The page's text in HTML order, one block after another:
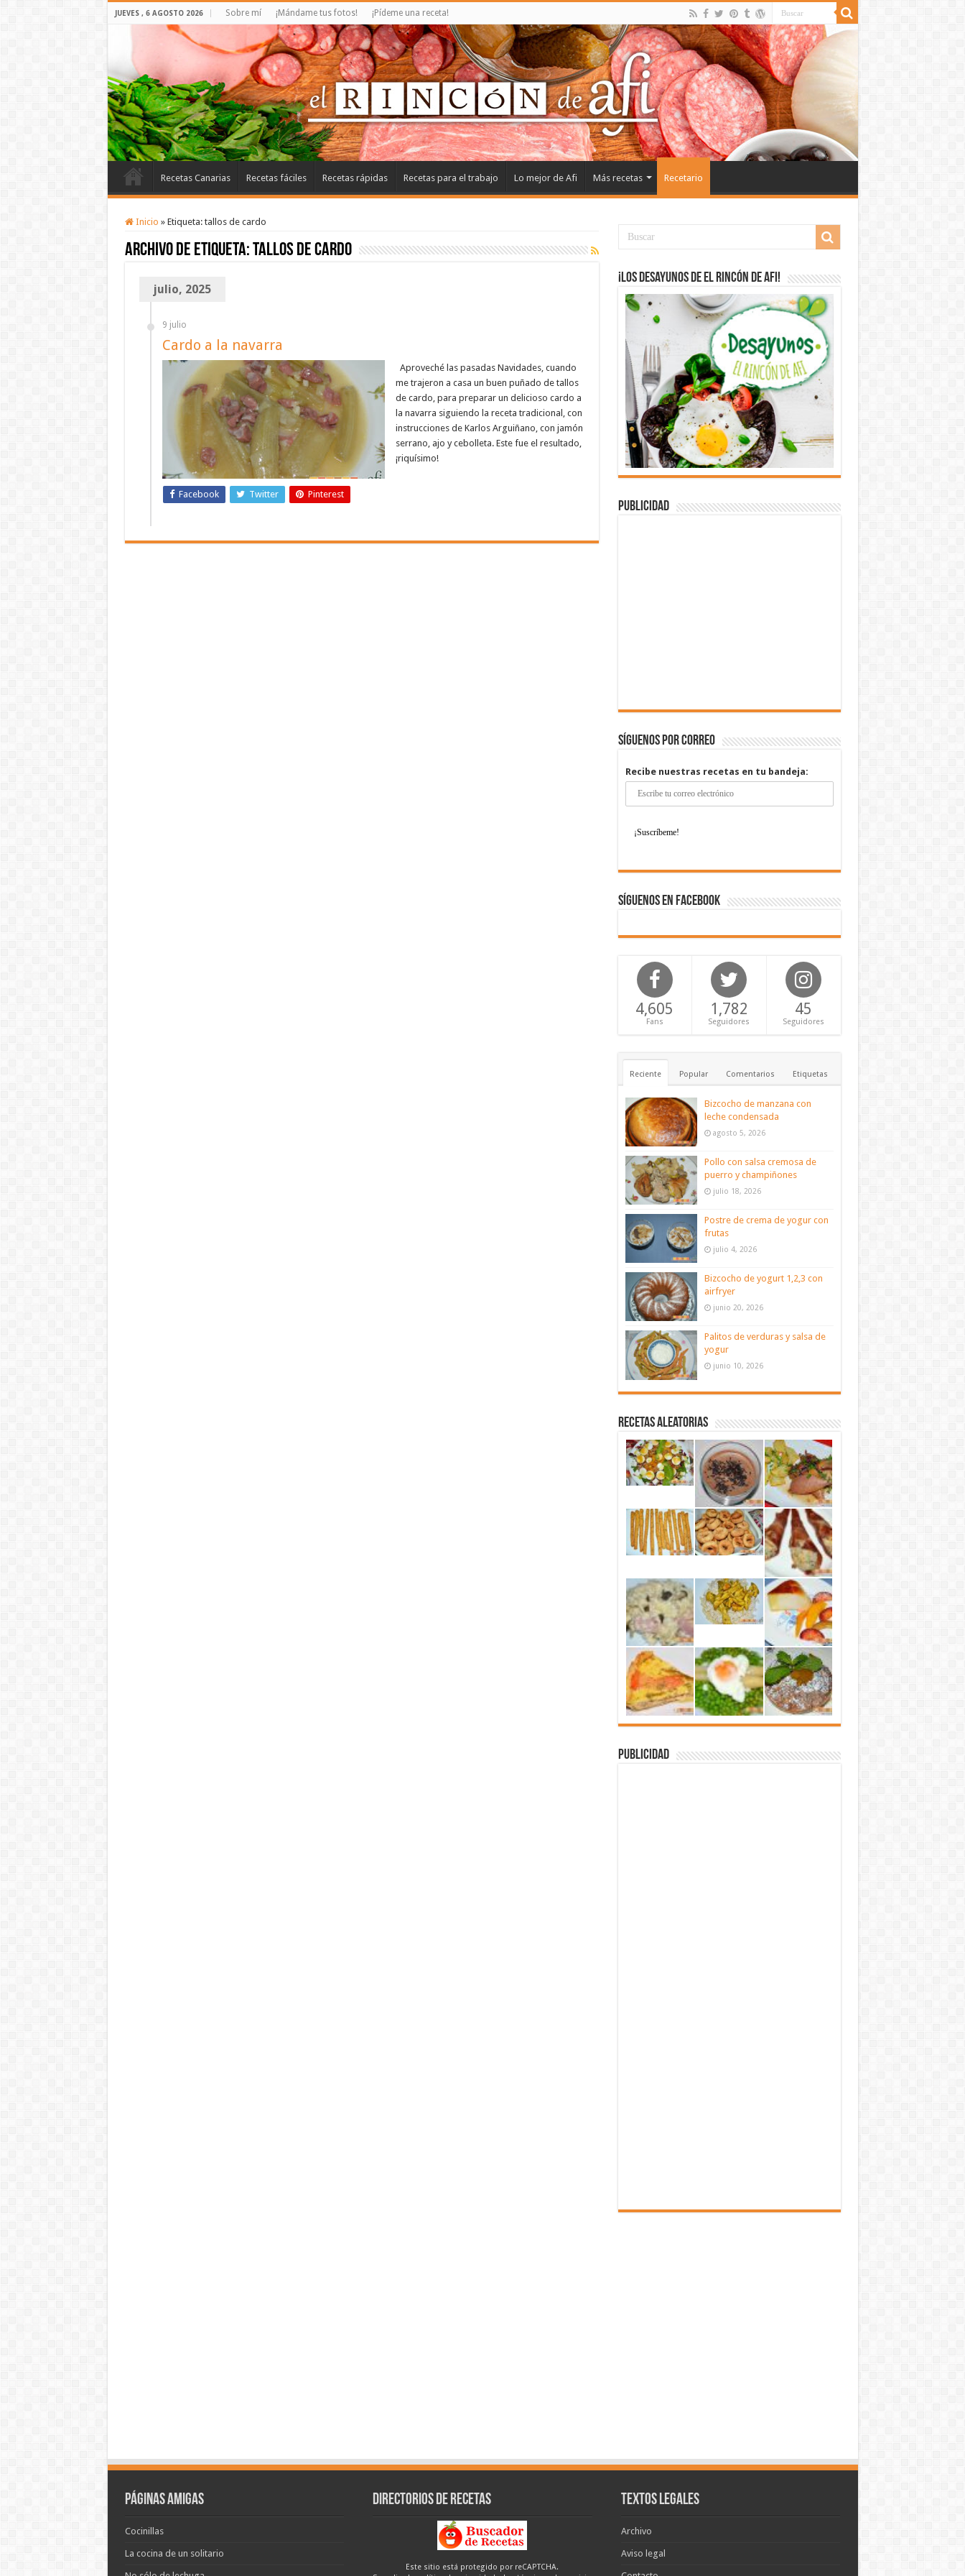
JUEVES , 6 AGOSTO 2026 Sobre mí ¡Mándame tus fotos! ¡Pídeme una receta!
Recetas Canarias Recetas fáciles Recetas rápidas Recetas para el trabajo Lo mejor de Afi Más recetas Recetario
Inicio » Etiqueta: tallos de cardo
Archivo de etiqueta:tallos de cardo
julio, 2025
9 julio
Cardo a la navarra
Aproveché las pasadas Navidades, cuando
me trajeron a casa un buen puñado de tallos
de cardo, para preparar un delicioso cardo a
la navarra siguiendo la receta tradicional, con
instrucciones de Karlos Arguiñano, con jamón
serrano, ajo y cebolleta. Este fue el resultado,
¡riquísimo!
Facebook Twitter Pinterest
¡Los desayunos de El Rincón de Afi!
Publicidad
Síguenos por correo
Recibe nuestras recetas en tu bandeja:
Síguenos en Facebook
4,605
Fans
1,782
Seguidores
45
Seguidores
Reciente Popular Comentarios Etiquetas
Bizcocho de manzana con
leche condensada
agosto 5, 2026
Pollo con salsa cremosa de
puerro y champiñones
julio 18, 2026
Postre de crema de yogur con
frutas
julio 4, 2026
Bizcocho de yogurt 1,2,3 con
airfryer
junio 20, 2026
Palitos de verduras y salsa de
yogur
junio 10, 2026
Recetas aleatorias
Publicidad
Páginas amigas
Cocinillas
La cocina de un solitario
Directorios de recetas
Este sitio está protegido por reCAPTCHA.
Textos legales
Archivo
Aviso legal